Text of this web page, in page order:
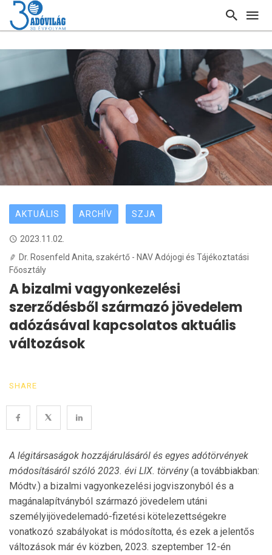
AKTUÁLIS ARCHÍV SZJA
2023.11.02.
Dr. Rosenfeld Anita, szakértő - NAV Adójogi és Tájékoztatási
Főosztály
A bizalmi vagyonkezelési
szerződésből származó jövedelem
adózásával kapcsolatos aktuális
változások
SHARE
A légitársaságok hozzájárulásáról és egyes adótörvények
módosításáról szóló 2023. évi LIX. törvény(a továbbiakban:
Módtv.) a bizalmi vagyonkezelési jogviszonyból és a
magánalapítványból származó jövedelem utáni
személyijövedelemadó-fizetési kötelezettségekre
vonatkozó szabályokat is módosította, és ezek a jelentős
változások már év közben, 2023. szeptember 12-én